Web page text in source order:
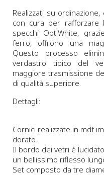
Realizzati su
con cura per rafforzare
specchi OptiWhite,
ferro, offrono una
Questo processo
verdastro tipico del
maggiore trasmissione
di qualità superiore.
Dettagli:
Cornici realizzate in mdf
dorato.
Il bordo dei vetri è
un bellissimo riflesso
Set composto da tre